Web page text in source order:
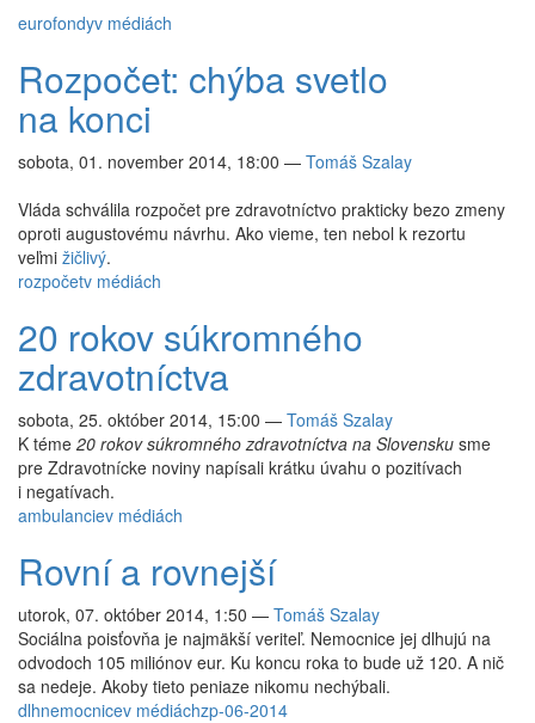
eurofondyv médiách
Rozpočet: chýba svetlo
na konci
sobota, 01. november 2014, 18:00 — Tomáš Szalay
Vláda schválila rozpočet pre zdravotníctvo prakticky bezo zmeny
oproti augustovému návrhu. Ako vieme, ten nebol k rezortu
veľmi žičlivý.
rozpočetv médiách
20 rokov súkromného
zdravotníctva
sobota, 25. október 2014, 15:00 — Tomáš Szalay
K téme 20 rokov súkromného zdravotníctva na Slovensku sme
pre Zdravotnícke noviny napísali krátku úvahu o pozitívach
i negatívach.
ambulanciev médiách
Rovní a rovnejší
utorok, 07. október 2014, 1:50 — Tomáš Szalay
Sociálna poisťovňa je najmäkší veriteľ. Nemocnice jej dlhujú na
odvodoch 105 miliónov eur. Ku koncu roka to bude už 120. A nič
sa nedeje. Akoby tieto peniaze nikomu nechýbali.
dlhnemocnicev médiáchzp-06-2014